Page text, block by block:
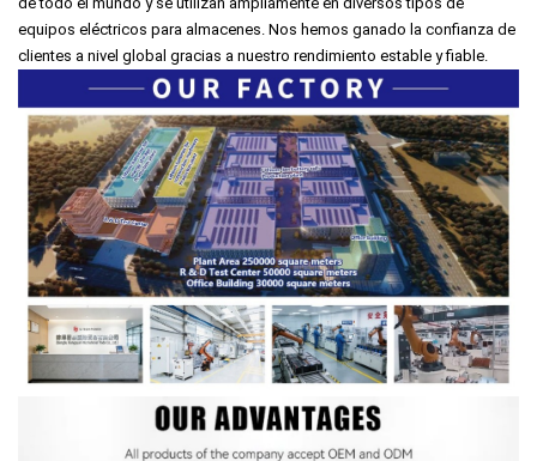
equipos eléctricos para almacenes. Nos hemos ganado la confianza de
clientes a nivel global gracias a nuestro rendimiento estable y fiable.